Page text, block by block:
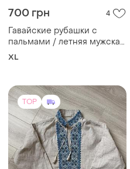
700 грн 4
Гавайские рубашки с
пальмами / летняя мужская
рубашка hawaiian style
XL
TOP